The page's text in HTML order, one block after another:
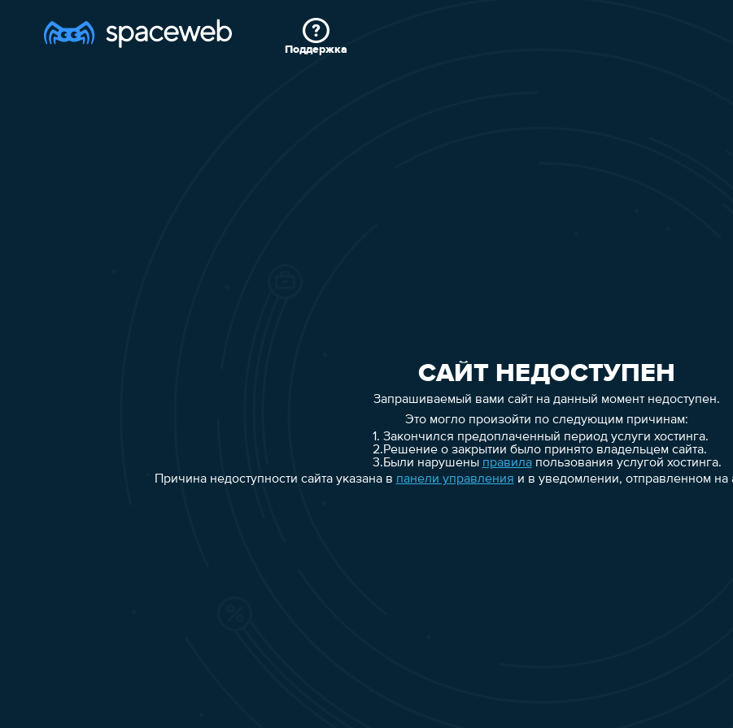
Поддержка
САЙТ НЕДОСТУПЕН
Запрашиваемый вами сайт на данный момент недоступен.
Это могло произойти по следующим причинам:
1. Закончился предоплаченный период услуги хостинга.
2.Решение о закрытии было принято владельцем сайта.
3.Были нарушены правилапользования услугой хостинга.
Причина недоступности сайта указана в панели управления и в уведомлении, отправленном на